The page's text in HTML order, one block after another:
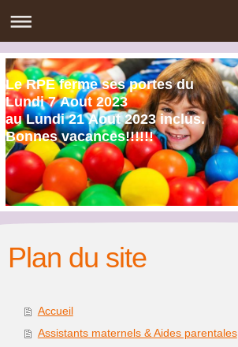
Le RPE ferme ses portes du
Lundi 7 Aout 2023
au Lundi 21 Aout 2023 inclus.
Bonnes vacances!!!!!!
Plan du site
Accueil
Assistants maternels & Aides parentales